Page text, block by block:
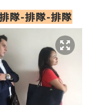
隊-排隊-排隊